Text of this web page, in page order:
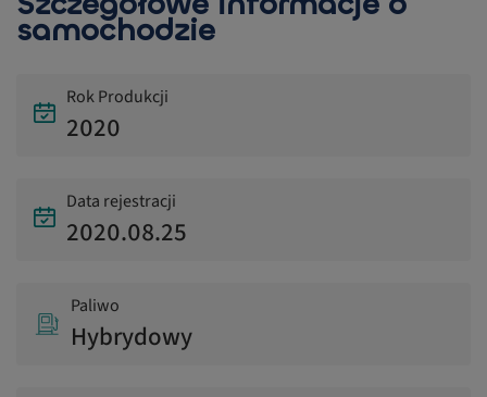
samochodzie
Rok Produkcji
2020
Data rejestracji
2020.08.25
Paliwo
Hybrydowy